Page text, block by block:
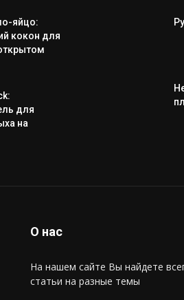
яйцо:
кокон для
для
на
О нас
На нашем сайте Вы найдете
статьи на разные темы